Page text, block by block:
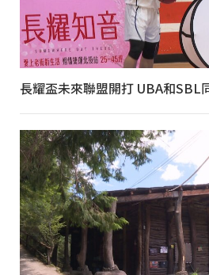
長耀盃未來聯盟開打 UBA和SBL